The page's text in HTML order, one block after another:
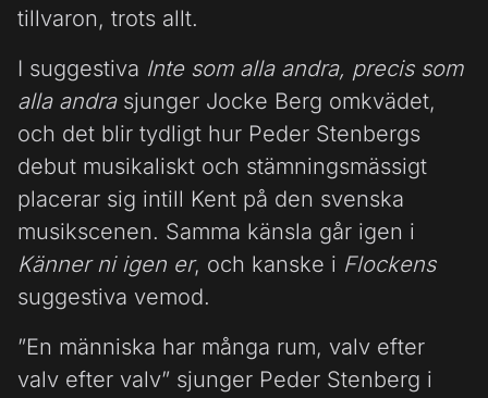
tillvaron, trots allt.
I suggestiva Inte som alla andra, precis som
alla andra sjunger Jocke Berg omkvädet,
och det blir tydligt hur Peder Stenbergs
debut musikaliskt och stämningsmässigt
placerar sig intill Kent på den svenska
musikscenen. Samma känsla går igen i
Känner ni igen er, och kanske i Flockens
suggestiva vemod.
”En människa har många rum, valv efter
valv efter valv” sjunger Peder Stenberg i